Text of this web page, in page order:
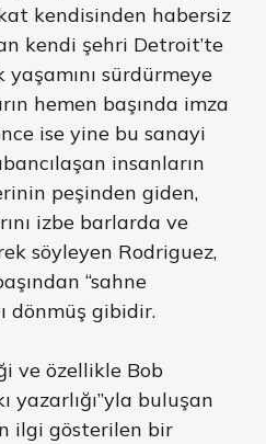
kendisinden habersiz
kendi şehri Detroit’te
sürdürmeye
hemen başında imza
ise yine bu sanayi
insanların
peşinden giden,
izbe barlarda ve
söyleyen Rodriguez,
“sahne
dönmüş gibidir.
ve özellikle Bob
yazarlığı”yla buluşan
ilgi gösterilen bir